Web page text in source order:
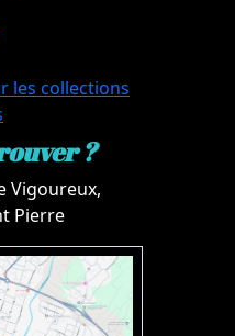
les collections
?
Vigoureux,
Pierre